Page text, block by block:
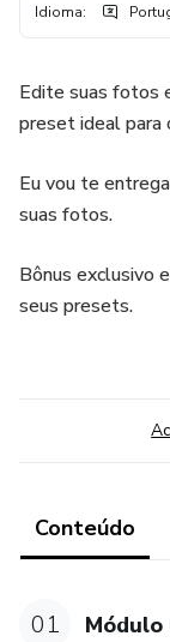
Idioma:
Edite suas fotos
preset ideal para
Eu vou te
suas fotos.
Bônus exclusivo
seus presets.
Conteúdo
01 Módulo